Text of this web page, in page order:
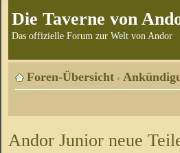
Die Taverne von
Das offizielle Forum zur Welt von Andor
Foren-Übersicht ‹
Andor Junior neue